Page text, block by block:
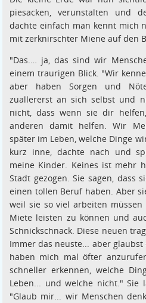
piesacken, verunstalten und
dachte einfach man kennt mich
mit zerknirschter Miene auf den
"Das.… ja, das sind wir
einem traurigen Blick. "Wir
aber haben Sorgen und
zuallererst an sich selbst und
nicht, dass wenn sie dir
anderen damit helfen. Wir
später im Leben, welche Dinge
kurz inne, dachte nach und
meine Kinder. Keines ist mehr
Stadt gezogen. Sie sagen, dass
einen tollen Beruf haben. Aber
weil sie so viel arbeiten
Miete leisten zu können und
Schnickschnack. Diese neuen
Immer das neuste... aber
haben mich mal öfter
schneller erkennen, welche
Leben... und welche nicht." Sie
"Glaub mir... wir Menschen